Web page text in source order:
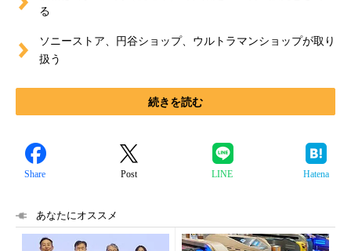
る
ソニーストア、円谷ショップ、ウルトラマンショップが取り
扱う
続きを読む
Share Post LINE Hatena
あなたにオススメ